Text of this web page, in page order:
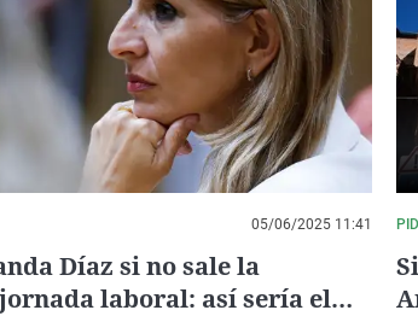
05/06/2025 11:41
Díaz si no sale la
laboral: así sería el